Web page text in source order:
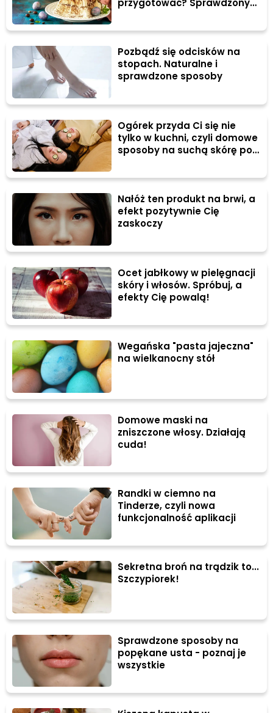
przygotować? Sprawdzony
Pozbądź się odcisków na
stopach. Naturalne i
sprawdzone sposoby
Ogórek przyda Ci się nie
tylko w kuchni, czyli domowe
sposoby na suchą skórę pod
Nałóż ten produkt na brwi, a
efekt pozytywnie Cię
zaskoczy
Ocet jabłkowy w pielęgnacji
skóry i włosów. Spróbuj, a
efekty Cię powalą!
Wegańska "pasta jajeczna"
na wielkanocny stół
Domowe maski na
zniszczone włosy. Działają
cuda!
Randki w ciemno na
Tinderze, czyli nowa
funkcjonalność aplikacji
Sekretna broń na trądzik to...
Szczypiorek!
Sprawdzone sposoby na
popękane usta - poznaj je
wszystkie